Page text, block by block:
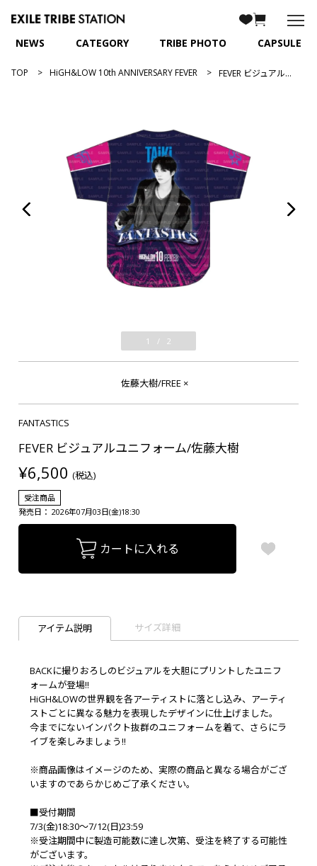
NEWS CATEGORY TRIBE PHOTO CAPSULE
TOP HiGH&LOW 10th ANNIVERSARY FEVER FEVER ビジュアルユニフォーム/佐藤大樹
1 / 2
佐藤大樹/FREE ×
FANTASTICS
FEVER ビジュアルユニフォーム/佐藤大樹
¥6,500 (税込)
受注商品
発売日： 2026年07月03日(金)18:30
カートに入れる
アイテム説明 サイズ詳細
BACKに撮りおろしのビジュアルを大胆にプリントしたユニフ
ォームが登場!!
HiGH&LOWの世界観を各アーティストに落とし込み、アーティ
ストごとに異なる魅力を表現したデザインに仕上げました。
今までにないインパクト抜群のユニフォームを着て、さらにラ
イブを楽しみましょう!!
※商品画像はイメージのため、実際の商品と異なる場合がござ
いますのであらかじめご了承ください。
■受付期間
7/3(金)18:30～7/12(日)23:59
※受注期間中に製造可能数に達し次第、受注を終了する可能性
がございます。